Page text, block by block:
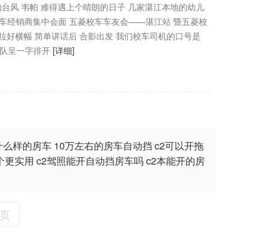
风 韦帕 难得遇上个晴朗的日子 几家湛江本地的幼儿
经销商集中会面 五菱校车车友会——湛江站 暨五菱校
好横幅 简单讲话后 合影出发 我们校车司机的口号是
呈一字排开 [详细]
样的房车 10万左右的房车自动挡 c2可以开拖
更实用 c2驾照能开自动挡房车吗c2本能开的房